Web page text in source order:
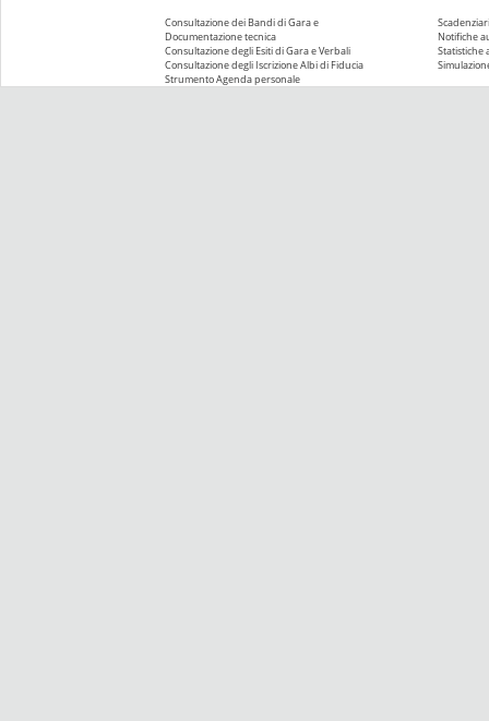
Consultazione dei Bandi di Gara e
Documentazione tecnica
Consultazione degli Esiti di Gara e Verbali
Consultazione degli Iscrizione Albi di Fiducia
Strumento Agenda personale
Notifiche
Statistiche